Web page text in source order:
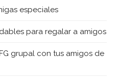
especiales
para regalar a amigos
grupal con tus amigos de